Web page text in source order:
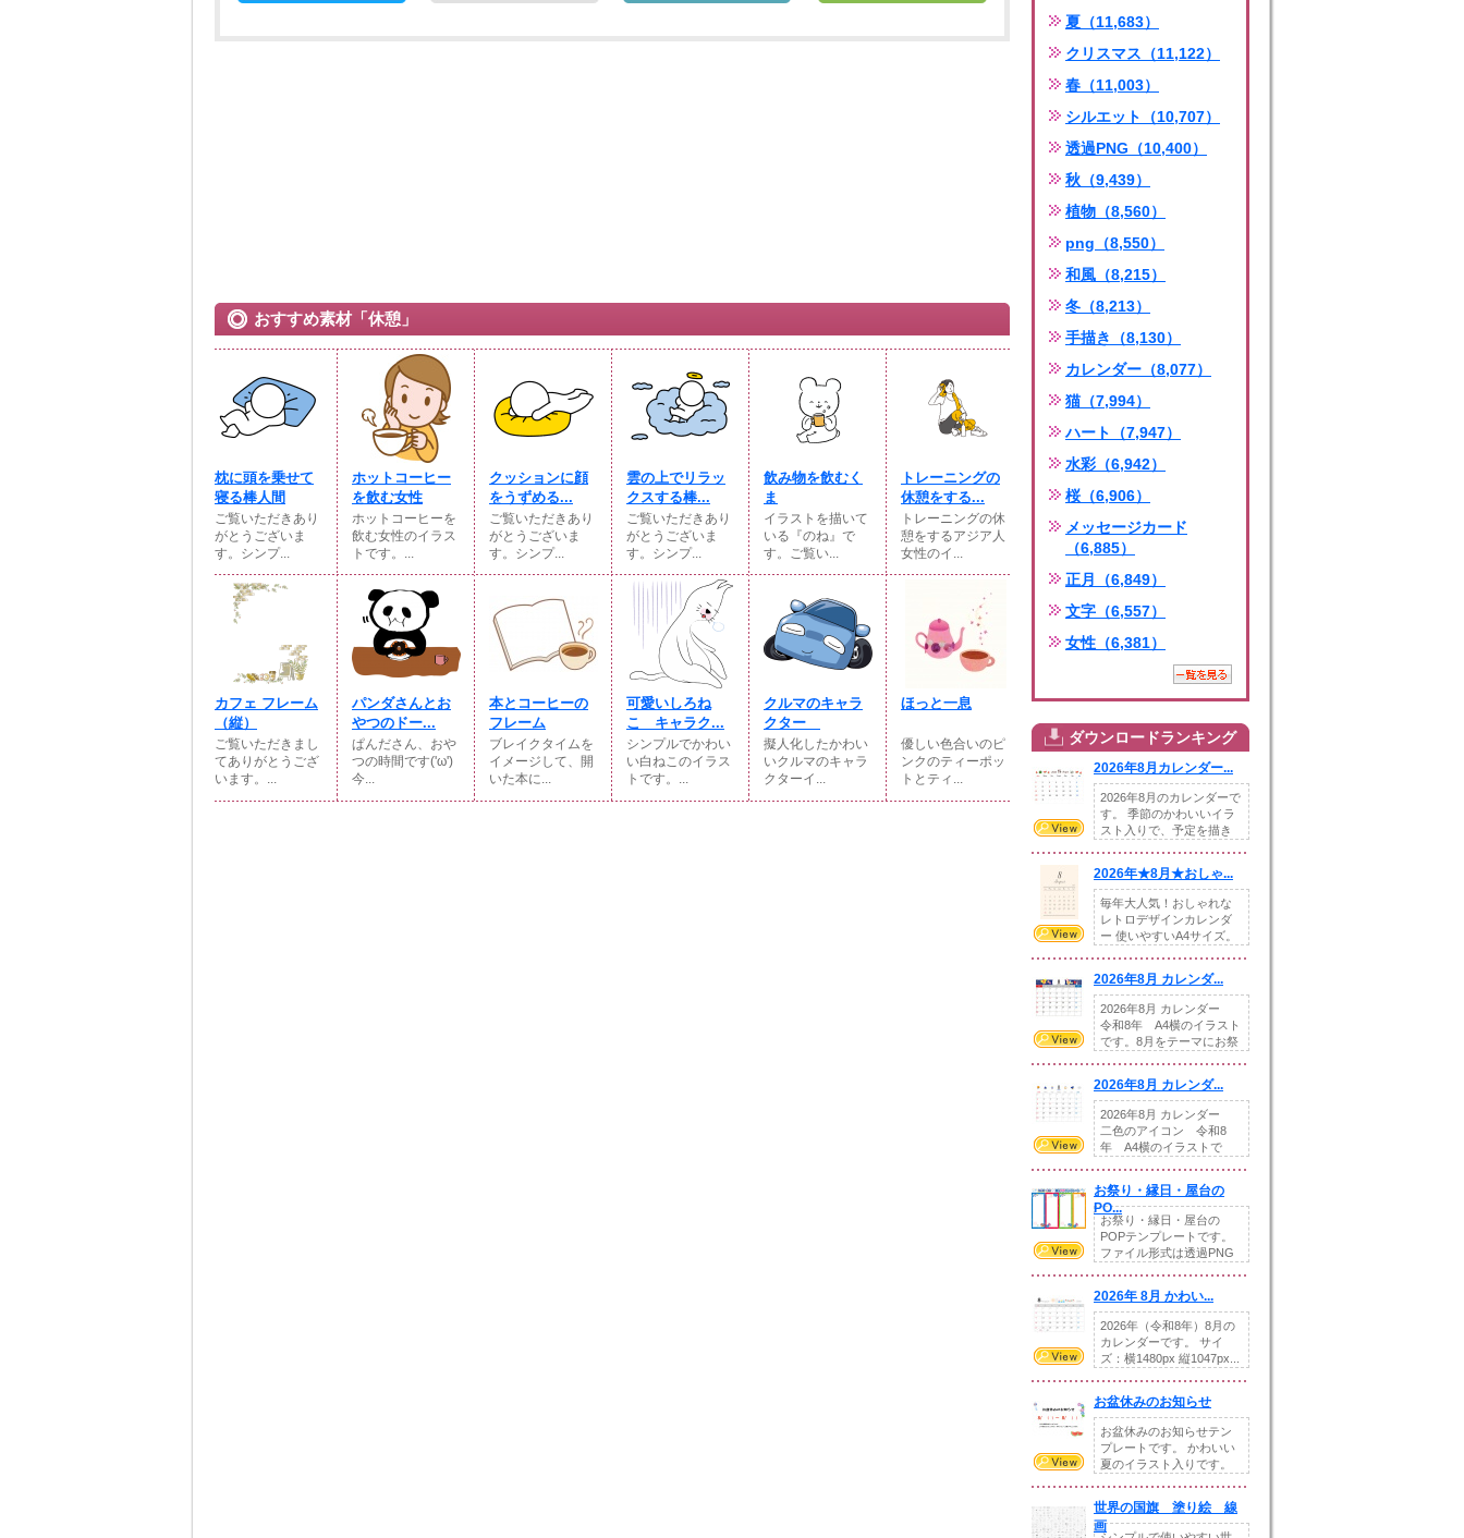
おすすめ素材「休憩」
枕に頭を乗せて
寝る棒人間
ご覧いただきあり
がとうございま
す。シンプ...
ホットコーヒー
を飲む女性
ホットコーヒーを
飲む女性のイラス
トです。...
クッションに顔
をうずめる...
ご覧いただきあり
がとうございま
す。シンプ...
雲の上でリラッ
クスする棒...
ご覧いただきあり
がとうございま
す。シンプ...
飲み物を飲むく
ま
イラストを描いて
いる『のね』で
す。ご覧い...
トレーニングの
休憩をする...
トレーニングの休
憩をするアジア人
女性のイ...
カフェ フレーム
（縦）
ご覧いただきまし
てありがとうござ
います。...
パンダさんとお
やつのドー...
ぱんださん、おや
つの時間です('ω')
今...
本とコーヒーの
フレーム
ブレイクタイムを
イメージして、開
いた本に...
可愛いしろね
こ キャラク...
シンプルでかわい
い白ねこのイラス
トです。...
クルマのキャラ
クター
擬人化したかわい
いクルマのキャラ
クターイ...
ほっと一息
優しい色合いのピ
ンクのティーポッ
トとティ...
夏（11,683）
クリスマス（11,122）
春（11,003）
シルエット（10,707）
透過PNG（10,400）
秋（9,439）
植物（8,560）
png（8,550）
和風（8,215）
冬（8,213）
手描き（8,130）
カレンダー（8,077）
猫（7,994）
ハート（7,947）
水彩（6,942）
桜（6,906）
メッセージカード
（6,885）
正月（6,849）
文字（6,557）
女性（6,381）
ダウンロードランキング
2026年8月カレンダー...
2026年8月のカレンダーで
す。 季節のかわいいイラ
スト入りで、予定を描き
2026年★8月★おしゃ...
毎年大人気！おしゃれな
レトロデザインカレンダ
ー 使いやすいA4サイズ。
2026年8月 カレンダ...
2026年8月 カレンダー
令和8年 A4横のイラスト
です。8月をテーマにお祭
2026年8月 カレンダ...
2026年8月 カレンダー
二色のアイコン 令和8
年 A4横のイラストで
お祭り・縁日・屋台の
PO...
お祭り・縁日・屋台の
POPテンプレートです。
ファイル形式は透過PNG
2026年 8月 かわい...
2026年（令和8年）8月の
カレンダーです。 サイ
ズ：横1480px 縦1047px...
お盆休みのお知らせ
お盆休みのお知らせテン
プレートです。 かわいい
夏のイラスト入りです。
世界の国旗 塗り絵 線
画